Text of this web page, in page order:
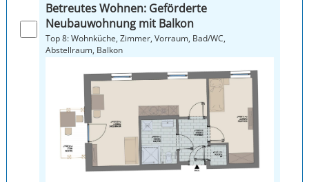
Betreutes Wohnen: Geförderte
Neubauwohnung mit Balkon
Top 8: Wohnküche, Zimmer, Vorraum, Bad/WC,
Abstellraum, Balkon